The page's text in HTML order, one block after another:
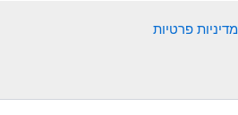
מדיניות פרטיות